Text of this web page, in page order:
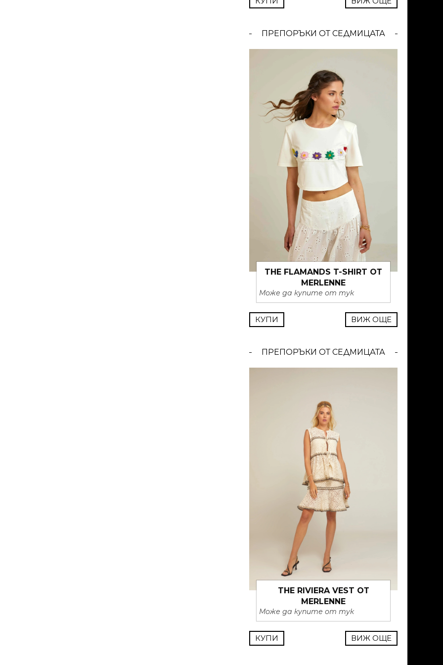
ПРЕПОРЪКИ ОТ СЕДМИЦАТА
THE FLAMANDS T-SHIRT ОТ
MERLENNE
Може да купите от тук
КУПИ ВИЖ ОЩЕ
ПРЕПОРЪКИ ОТ СЕДМИЦАТА
THE RIVIERA VEST ОТ
MERLENNE
Може да купите от тук
КУПИ ВИЖ ОЩЕ